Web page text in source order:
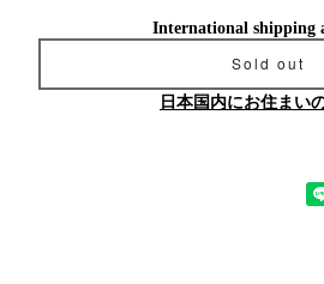
International shipping
Sold out
日本国内にお住まい